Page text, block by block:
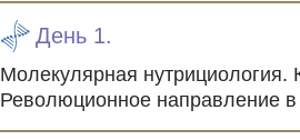
Молекулярная нутрициология.
Революционное направление
День 1.